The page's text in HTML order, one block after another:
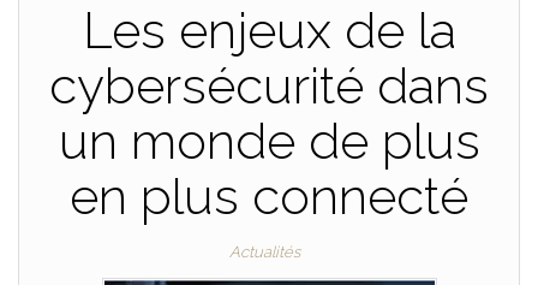
Les enjeux de la
cybersécurité dans
un monde de plus
en plus connecté
Actualités